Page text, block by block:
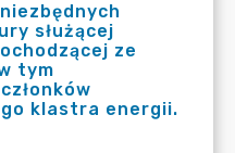
służącej
ze
tym
klastra energii.